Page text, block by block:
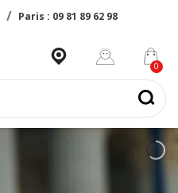
Paris : 09 81 89 62 98